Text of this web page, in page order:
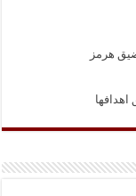
هرمز